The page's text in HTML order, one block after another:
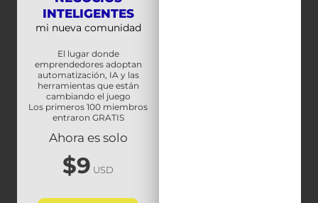
Prev
ANTERIOR
INTELIGENTES
mi nueva comunidad
El lugar donde
emprendedores adoptan
automatización, IA y las
herramientas que están
cambiando el juego
Los primeros 100 miembros
entraron GRATIS
Ahora es solo
$9 USD